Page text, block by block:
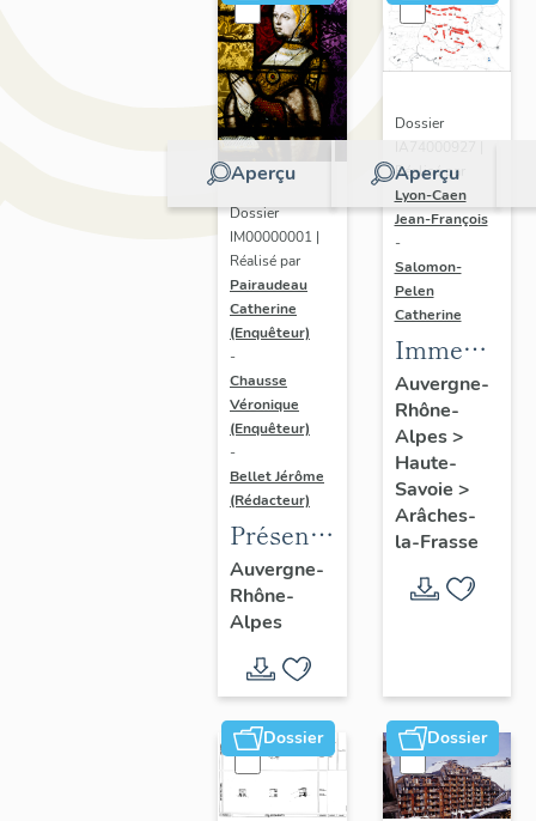
Aperçu
Dossier
IM00000001 |
Réalisé par
Pairaudeau
Catherine
(Enquêteur)
-
Chausse
Véronique
(Enquêteur)
-
Bellet Jérôme
(Rédacteur)
Présentation
de
l'opération
d'inventaire
du vitrail
ancien
de
Rhône-
Alpes
Auvergne-
Rhône-
Alpes
Aperçu
Dossier
Réalisé par
Lyon-Caen
Jean-François
-
Salomon-
Pelen
Catherine
Immeubles,
hôtels de
voyageurs
Auvergne-
Rhône-
Alpes>
Haute-
Savoie >
Arâches-
la-Frasse
Dossier Dossier